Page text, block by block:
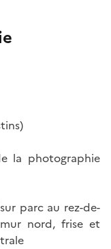
la photographie
parc au rez-de-
nord, frise et